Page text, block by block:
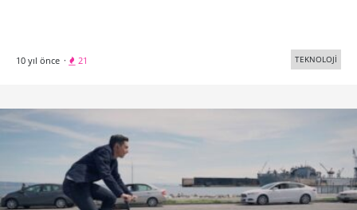
10 yıl önce · 21 TEKNOLOJİ